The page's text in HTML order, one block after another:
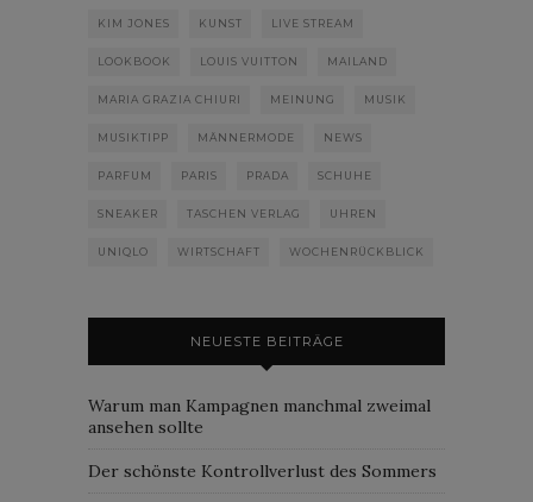
KIM JONES KUNST LIVE STREAM
LOOKBOOK LOUIS VUITTON MAILAND
MARIA GRAZIA CHIURI MEINUNG MUSIK
MUSIKTIPP MÄNNERMODE NEWS
PARFUM PARIS PRADA SCHUHE
SNEAKER TASCHEN VERLAG UHREN
UNIQLO WIRTSCHAFT WOCHENRÜCKBLICK
NEUESTE BEITRÄGE
Warum man Kampagnen manchmal zweimal
ansehen sollte
Der schönste Kontrollverlust des Sommers